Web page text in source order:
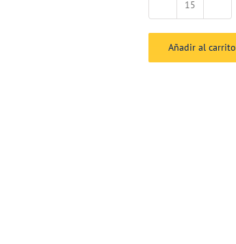
Francesitos
Añadir al carrito